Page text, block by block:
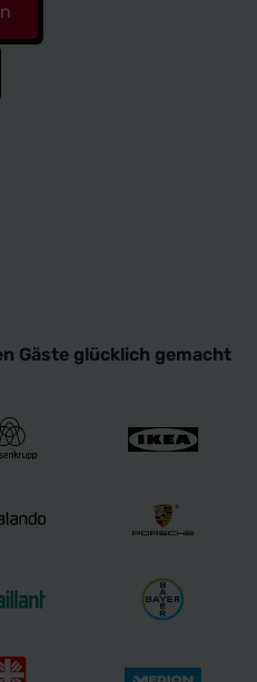
Gäste glücklich gemacht